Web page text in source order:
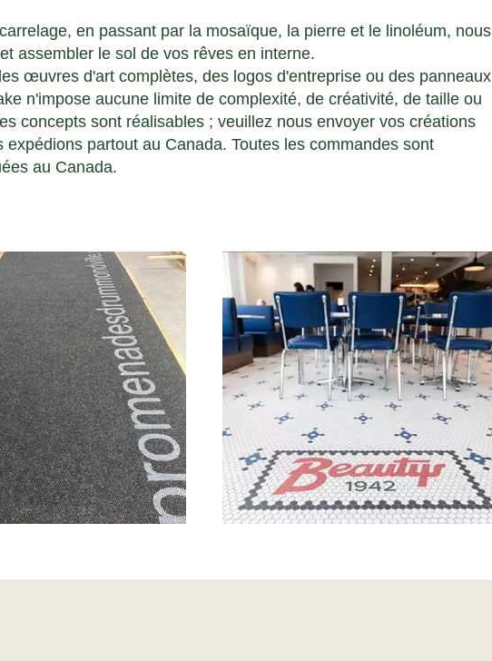
en passant par la mosaïque, la pierre et le linoléum, nous
assembler le sol de vos rêves en interne.
œuvres d'art complètes, des logos d'entreprise ou des panneaux
n'impose aucune limite de complexité, de créativité, de taille ou
concepts sont réalisables ; veuillez nous envoyer vos créations
expédions partout au Canada. Toutes les commandes sont
au Canada.